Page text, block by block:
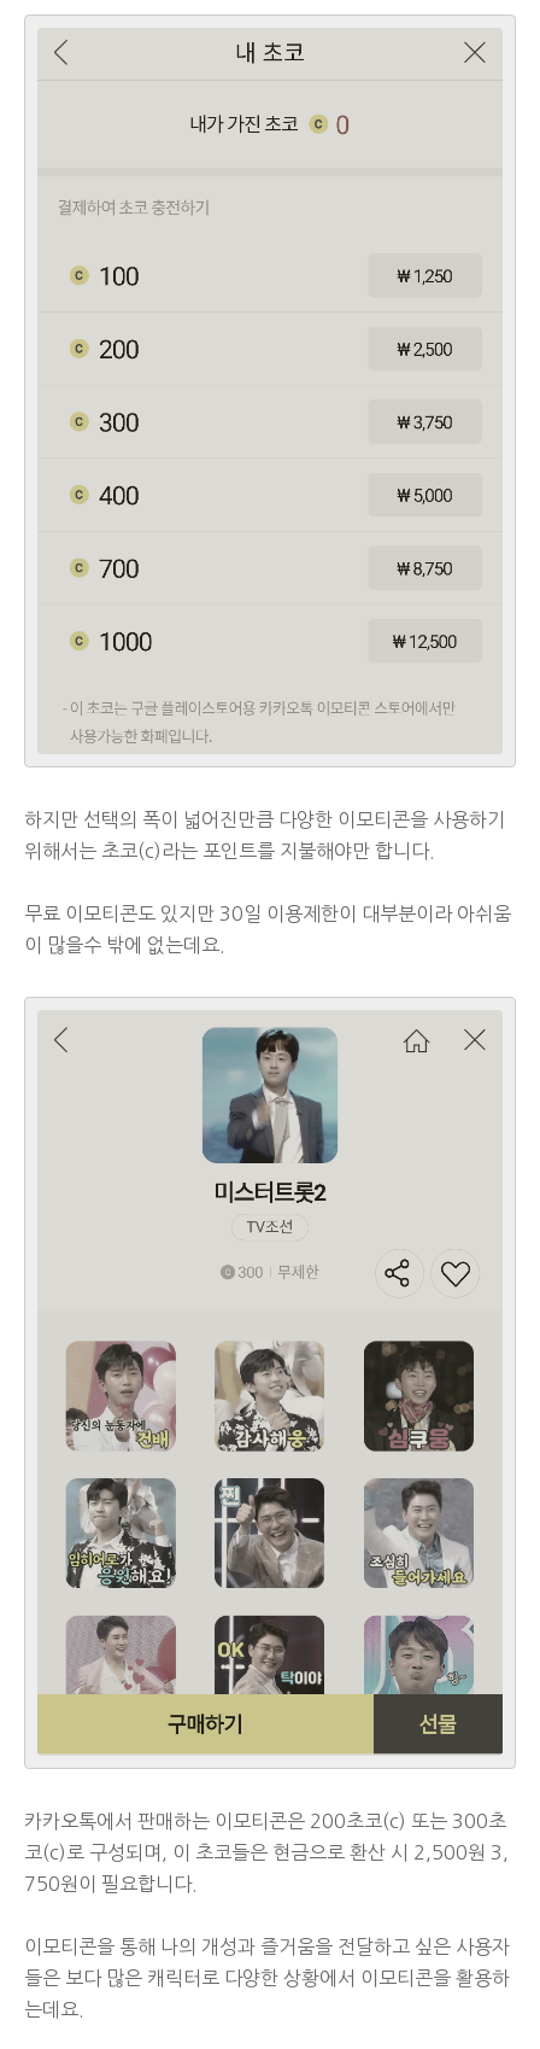
하지만 선택의 폭이 넓어진만큼 다양한 이모티콘을 사용하기
위해서는 초코(c)라는 포인트를 지불해야만 합니다.
무료 이모티콘도 있지만 30일 이용제한이 대부분이라 아쉬움
이 많을수 밖에 없는데요.
카카오톡에서 판매하는 이모티콘은 200초코(c) 또는 300초
코(c)로 구성되며, 이 초코들은 현금으로 환산 시 2,500원 3,
750원이 필요합니다.
이모티콘을 통해 나의 개성과 즐거움을 전달하고 싶은 사용자
들은 보다 많은 캐릭터로 다양한 상황에서 이모티콘을 활용하
는데요.